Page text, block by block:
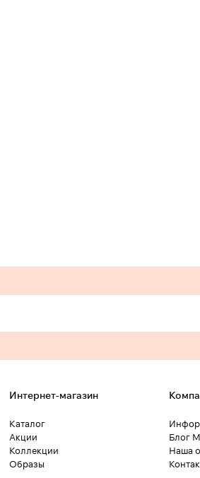
Интернет-магазин
Каталог
Акции
Коллекции
Образы
Блог
Наша